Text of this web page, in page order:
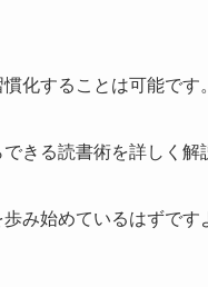
化することは可能です。
きる読書術を詳しく解
み始めているはずです